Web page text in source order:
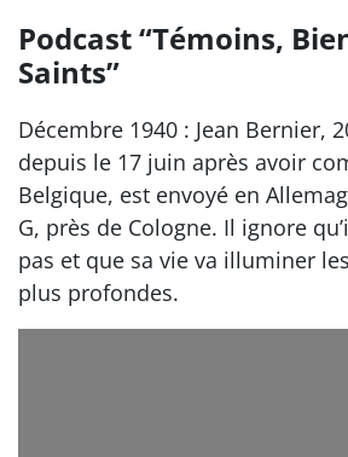
Podcast “Témoins,
Saints”
Décembre 1940 : Jean Bernier,
depuis le 17 juin après avoir
Belgique, est envoyé en
G, près de Cologne. Il ignore
pas et que sa vie va illuminer
plus profondes.